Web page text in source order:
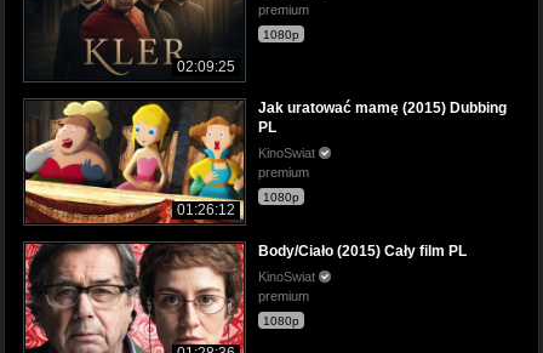
02:09:25
premium
1080p
01:26:12
Jak uratować mamę (2015) Dubbing
PL
KinoSwiat
premium
1080p
Body/Ciało (2015) Cały film PL
KinoSwiat
premium
1080p